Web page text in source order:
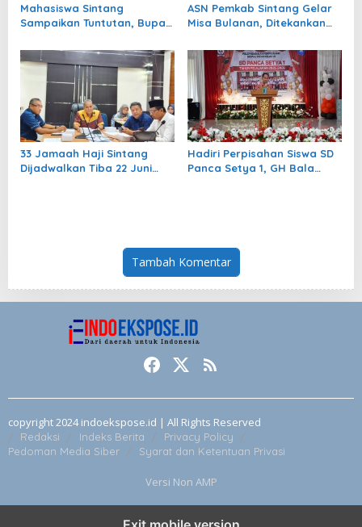
Mahasiswa Sintang
Sampaikan Tuntutan, Bupati
Terbatas
ASN Pemkab Sintang Gelar
Misa Bulanan, Ditekankan
Kerendahan Hati
33 Jamaah Haji Sintang
Dijadwalkan Tiba 22 Juni
Hadiri Perpisahan Siswa SD
Panca Setya 1, GH Bala
Tambah Komentar
copyright 2024 indoekspose.id | All Rights Reserved
Redaksi Indeks Berita
Privacy Policy
Pedoman Media Siber
Syarat dan Ketentuan Privasi
Versi Non AMP